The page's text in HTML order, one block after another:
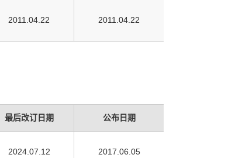
2011.04.22 2011.04.22
最后改订日期 公布日期
2024.07.12 2017.06.05